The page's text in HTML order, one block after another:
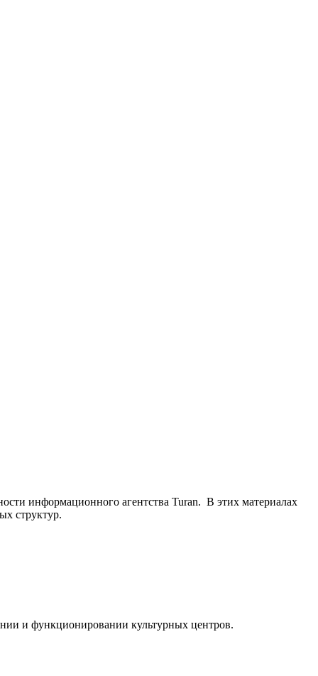
информационного агентства Turan. В этих материалах
структур.
и функционировании культурных центров.